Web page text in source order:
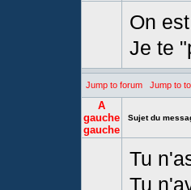
On
Je te
Jump to forum Jump to
A
gauche
gauche
Sujet du
Tu
Tu